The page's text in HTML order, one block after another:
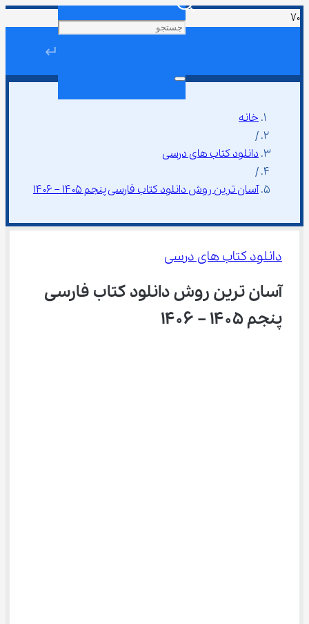
↵
خانه
/
دانلود کتاب های درسی
/
آسان ترین روش دانلود کتاب فارسی پنجم ۱۴۰۵ – ۱۴۰۶
دانلود کتاب های درسی
آسان ترین روش دانلود کتاب فارسی
پنجم ۱۴۰۵ – ۱۴۰۶